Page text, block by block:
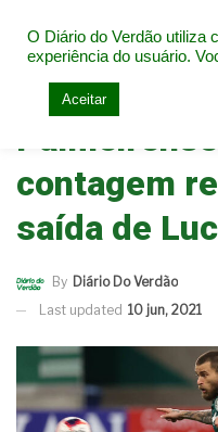
Home Notícias do Palmeiras
contagem
saída de
By Diário Do Verdão
Last updated 10 jun, 2021
O Diário do Verdão utiliza
experiência do usuário.
Aceitar